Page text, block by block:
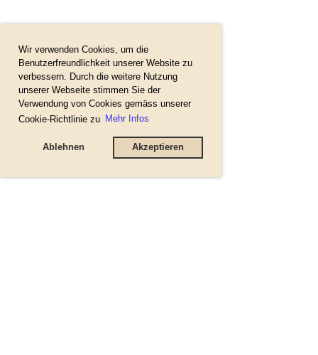
Wir verwenden Cookies, um die
Benutzerfreundlichkeit unserer Website zu
verbessern. Durch die weitere Nutzung
unserer Webseite stimmen Sie der
Verwendung von Cookies gemäss unserer
Cookie-Richtlinie zu Mehr Infos
Ablehnen Akzeptieren